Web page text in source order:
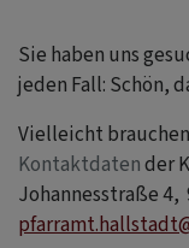
Sie haben uns
jeden Fall: Schön,
Vielleicht
Kontaktdatender
Johannesstraße